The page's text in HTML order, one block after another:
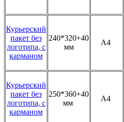
Курьерский
пакет без
логотипа, с
карманом
240*320+40
мм
А4
Курьерский
пакет без
логотипа, с
карманом
250*360+40
мм
А4